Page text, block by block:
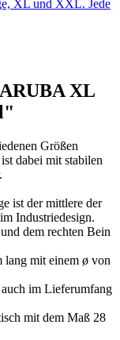
XL und XXL. Jede
XL
Größen
dabei mit stabilen
ist der mittlere der
Industriedesign.
dem rechten Bein
lang mit einem ø von
im Lieferumfang
mit dem Maß 28